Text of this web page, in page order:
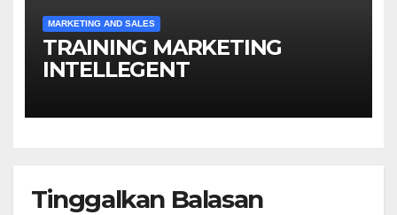
MARKETING AND SALES
TRAINING MARKETING
INTELLEGENT
Tinggalkan Balasan